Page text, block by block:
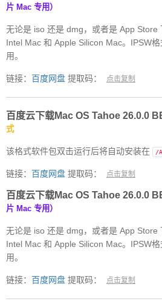
片 Mac 专用）
无论是 iso 还是 dmg，或者是 App Store
Intel Mac 和 Apple Silicon Mac。IPSW
用。
链接： 百度网盘 提取码： 点击复制
百度云下载Mac OS Tahoe 26.0.0
式
该格式软件包双击运行后将自动安装在 /
链接： 百度网盘 提取码： 点击复制
百度云下载Mac OS Tahoe 26.0.0
片 Mac 专用）
无论是 iso 还是 dmg，或者是 App Store
Intel Mac 和 Apple Silicon Mac。IPSW
用。
链接： 百度网盘 提取码： 点击复制